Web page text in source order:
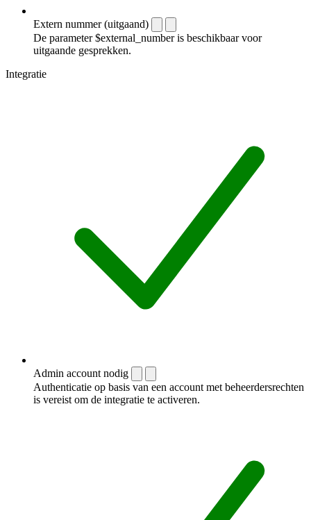
Extern nummer (uitgaand)
De parameter $external_number is beschikbaar voor
uitgaande gesprekken.
Integratie
Admin account nodig
Authenticatie op basis van een account met beheerdersrechten
is vereist om de integratie te activeren.